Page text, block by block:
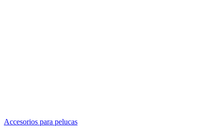
Accesorios para pelucas